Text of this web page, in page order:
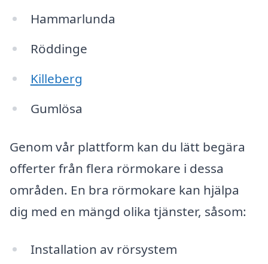
Hammarlunda
Röddinge
Killeberg
Gumlösa
Genom vår plattform kan du lätt begära
offerter från flera rörmokare i dessa
områden. En bra rörmokare kan hjälpa
dig med en mängd olika tjänster, såsom:
Installation av rörsystem